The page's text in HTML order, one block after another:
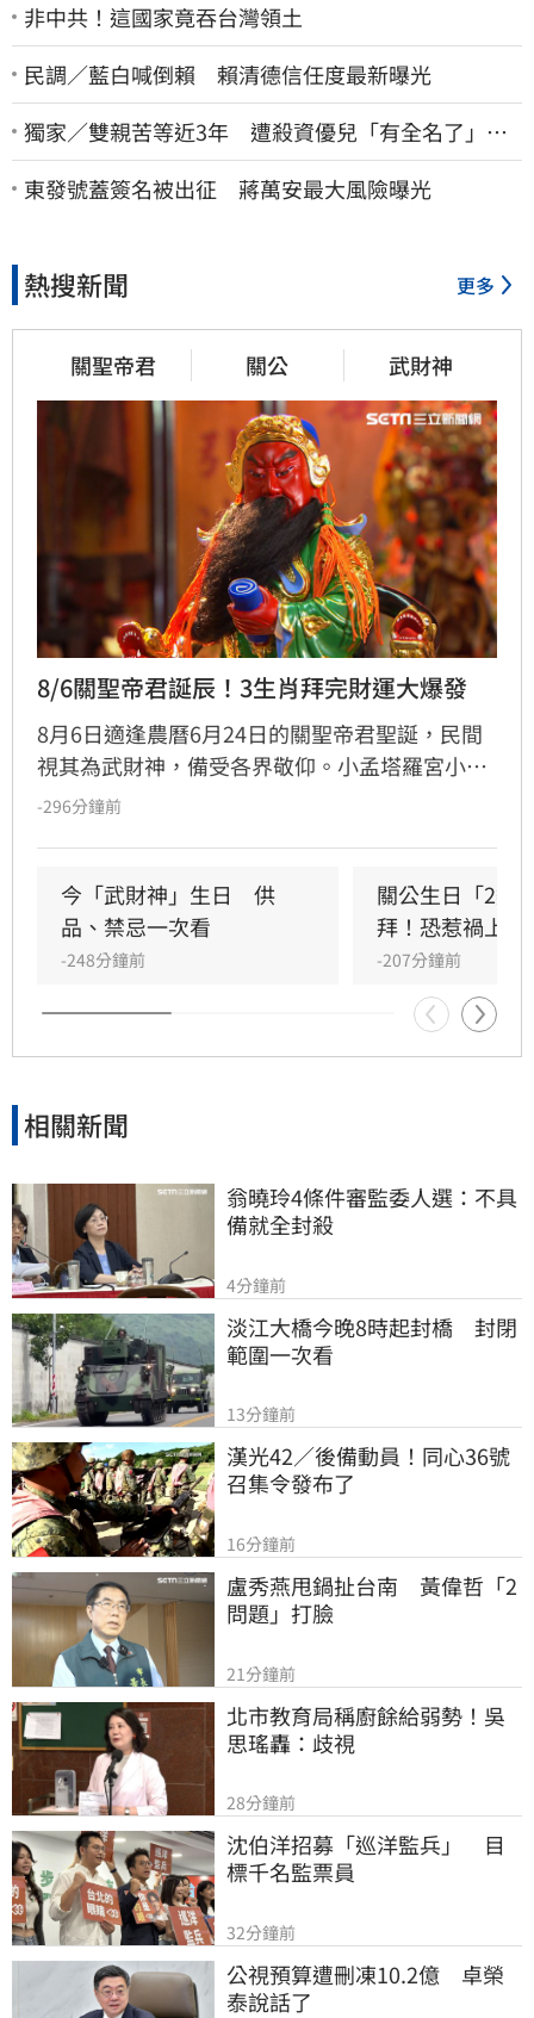
非中共！這國家竟吞台灣領土
民調／藍白喊倒賴 賴清德信任度最新曝光
獨家／雙親苦等近3年 遭殺資優兒「有全名了」！
乾妹稱賠償恐毀她未來
東發號蓋簽名被出征 蔣萬安最大風險曝光
熱搜新聞 更多
關聖帝君 關公 武財神
8/6關聖帝君誕辰！3生肖拜完財運大爆發
8月6日適逢農曆6月24日的關聖帝君聖誕，民間
視其為武財神，備受各界敬仰。小孟塔羅宮小立
指出，關聖帝君誕辰當日誠心祭拜，有望獲得神
產；生肖狗偏財運強，有望獲意外之財。專家強
調，無論生肖為何，只要虔誠備妥供品祭祀，皆
能祈求聖帝祖庇佑，迎來事業順遂與財源廣進的
好運勢，建議民眾把握良機，為下半年佈局求
財。
-296分鐘前
今「武財神」生日　供
品、禁忌一次看
-248分鐘前
關公生日「2類
拜！恐惹禍上身
-207分鐘前
相關新聞
翁曉玲4條件審監委人選：不具
備就全封殺
4分鐘前
淡江大橋今晚8時起封橋　封閉
範圍一次看
13分鐘前
漢光42／後備動員！同心36號
召集令發布了
16分鐘前
盧秀燕甩鍋扯台南　黃偉哲「2
問題」打臉
21分鐘前
北市教育局稱廚餘給弱勢！吳
思瑤轟：歧視
28分鐘前
沈伯洋招募「巡洋監兵」　目
標千名監票員
32分鐘前
公視預算遭刪凍10.2億　卓榮
泰說話了